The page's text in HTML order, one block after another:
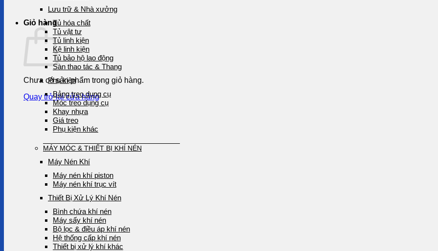
Giỏ hàng
Chưa có sản phẩm trong giỏ hàng.
Quay trở lại cửa hàng
Lưu trữ & Nhà xưởng
Tủ hóa chất
Tủ vật tư
Tủ linh kiện
Kệ linh kiện
Tủ bảo hộ lao động
Sàn thao tác & Thang
Phụ kiện
Bảng treo dụng cụ
Móc treo dụng cụ
Khay nhựa
Giá treo
Phụ kiện khác
MÁY MÓC & THIẾT BỊ KHÍ NÉN
Máy Nén Khí
Máy nén khí piston
Máy nén khí trục vít
Thiết Bị Xử Lý Khí Nén
Bình chứa khí nén
Máy sấy khí nén
Bộ lọc & điều áp khí nén
Hệ thống cấp khí nén
Thiết bị xử lý khí khác